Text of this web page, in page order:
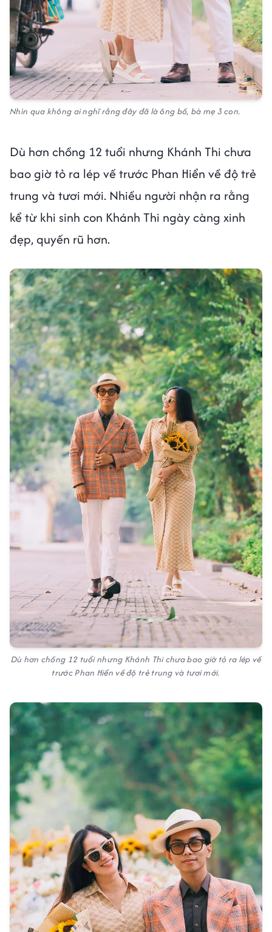
Nhìn qua không ai nghĩ rằng đây đã là ông bố, bà mẹ 3 con.
Dù hơn chồng 12 tuổi nhưng Khánh Thi chưa
bao giờ tỏ ra lép vế trước Phan Hiển về độ trẻ
trung và tươi mới. Nhiều người nhận ra rằng
kể từ khi sinh con Khánh Thi ngày càng xinh
đẹp, quyến rũ hơn.
Dù hơn chồng 12 tuổi nhưng Khánh Thi chưa bao giờ tỏ ra lép vế
trước Phan Hiển về độ trẻ trung và tươi mới.